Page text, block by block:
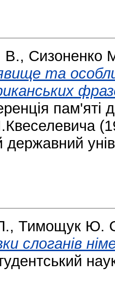
В., Сизоненко
та
пам'яті
, Тимощук Ю.
слоганів